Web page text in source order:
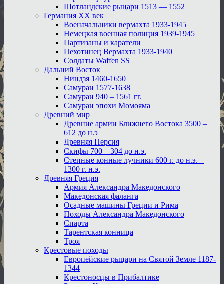
Шотландские рыцари 1513 — 1552
Германия XX век
Военачальники вермахта 1933-1945
Немецкая военная полиция 1939-1945
Партизаны и каратели
Пехотинец Вермахта 1933-1940
Солдаты Waffen SS
Дальний Восток
Ниндзя 1460-1650
Самураи 1577-1638
Самураи 940 – 1561 гг.
Самураи эпохи Момояма
Древний мир
Древние армии Ближнего Востока 3500 –
612 до н.э
Древняя Персия
Скифы 700 – 304 до н.э.
Степные конные лучники 600 г. до н.э. –
1300 г. н.э.
Древняя Греция
Армия Александра Македонского
Македонская фаланга
Осадные машины Греции и Рима
Походы Александра Македонского
Спарта
Тарентская конница
Троя
Крестовые походы
Европейские рыцари на Святой Земле 1187-
1344
Крестоносцы в Прибалтике